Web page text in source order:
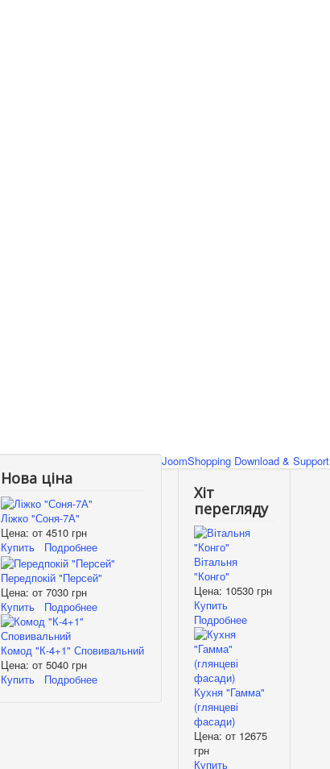
JoomShopping Download & Support
Нова ціна
Ліжко "Соня-7А"
Цена: от 4510 грн
Купить
Подробнее
Передпокій "Персей"
Цена: от 7030 грн
Купить
Подробнее
Комод "К-4+1" Сповивальний
Цена: от 5040 грн
Купить
Подробнее
Хіт
перегляду
Вітальня
"Конго"
Цена: 10530 грн
Купить
Подробнее
Кухня "Гамма"
(глянцеві
фасади)
Цена: от 12675
грн
Купить